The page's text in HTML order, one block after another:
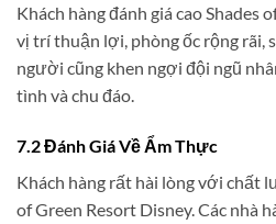
Khách hàng đánh giá cao Shades
vị trí thuận lợi, phòng ốc rộng rãi,
người cũng khen ngợi đội ngũ
tình và chu đáo.
7.2 Đánh Giá Về Ẩm Thực
Khách hàng rất hài lòng với chất
of Green Resort Disney. Các nhà